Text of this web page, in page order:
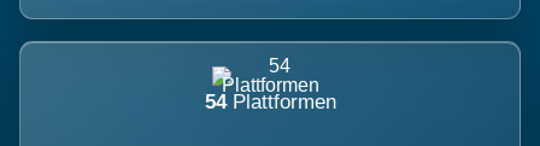
54 Plattformen